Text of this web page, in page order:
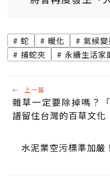
蛇 暖化 氣候
捕蛇夾
永續生活家
← 上一篇
雜草一定要除掉嗎？
譜留住台灣的百草文化
水泥業空污標準加嚴